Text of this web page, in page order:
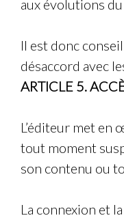
aux évolutions
Il est donc
désaccord avec
ARTICLE 5.
L’éditeur met en
tout moment
son contenu ou
La connexion et